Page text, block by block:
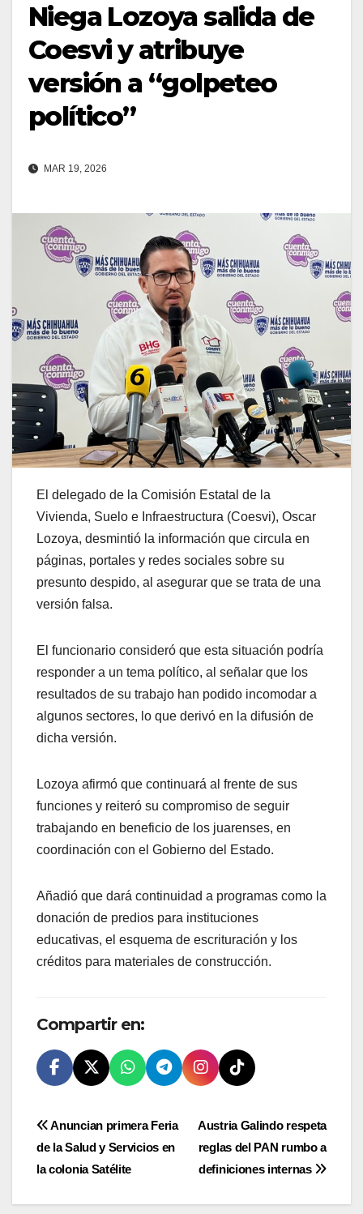
Niega Lozoya salida de
Coesvi y atribuye
versión a “golpeteo
político”
MAR 19, 2026
El delegado de la Comisión Estatal de la
Vivienda, Suelo e Infraestructura (Coesvi), Oscar
Lozoya, desmintió la información que circula en
páginas, portales y redes sociales sobre su
presunto despido, al asegurar que se trata de una
versión falsa.
El funcionario consideró que esta situación podría
responder a un tema político, al señalar que los
resultados de su trabajo han podido incomodar a
algunos sectores, lo que derivó en la difusión de
dicha versión.
Lozoya afirmó que continuará al frente de sus
funciones y reiteró su compromiso de seguir
trabajando en beneficio de los juarenses, en
coordinación con el Gobierno del Estado.
Añadió que dará continuidad a programas como la
donación de predios para instituciones
educativas, el esquema de escrituración y los
créditos para materiales de construcción.
Compartir en:
Navegación
de
entradas
Austria Galindo respeta
reglas del PAN rumbo a
definiciones internas
Anuncian primera Feria
de la Salud y Servicios en
la colonia Satélite